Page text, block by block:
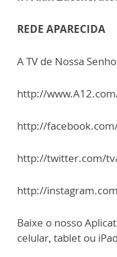
REDE APARECIDA
A TV de Nossa
http://
http://
http://twitter.com/
http://
Baixe o nosso
celular, tablet ou